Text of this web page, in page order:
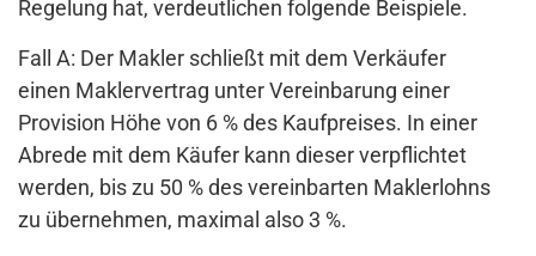
Regelung hat, verdeutlichen folgende Beispiele.
Fall A: Der Makler schließt mit dem Verkäufer
einen Maklervertrag unter Vereinbarung einer
Provision Höhe von 6 % des Kaufpreises. In einer
Abrede mit dem Käufer kann dieser verpflichtet
werden, bis zu 50 % des vereinbarten Maklerlohns
zu übernehmen, maximal also 3 %.